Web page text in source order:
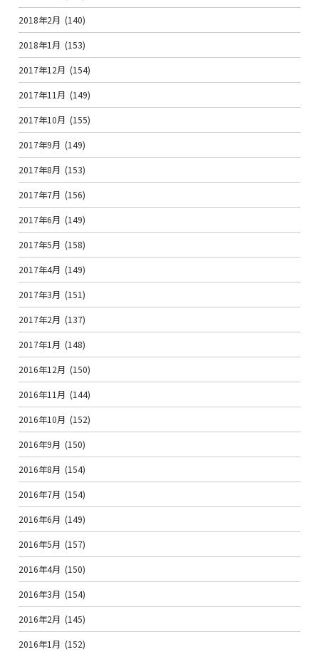
2018年2月 (140)
2018年1月 (153)
2017年12月 (154)
2017年11月 (149)
2017年10月 (155)
2017年9月 (149)
2017年8月 (153)
2017年7月 (156)
2017年6月 (149)
2017年5月 (158)
2017年4月 (149)
2017年3月 (151)
2017年2月 (137)
2017年1月 (148)
2016年12月 (150)
2016年11月 (144)
2016年10月 (152)
2016年9月 (150)
2016年8月 (154)
2016年7月 (154)
2016年6月 (149)
2016年5月 (157)
2016年4月 (150)
2016年3月 (154)
2016年2月 (145)
2016年1月 (152)